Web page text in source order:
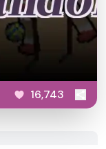
16,743